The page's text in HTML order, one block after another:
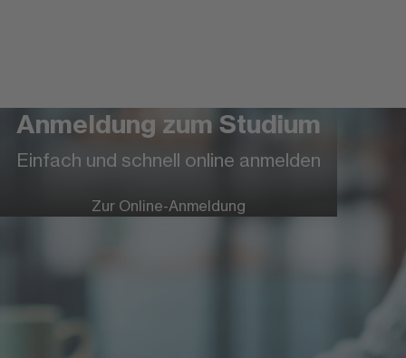
Anmeldung zum Studium
Einfach und schnell online anmelden
Zur Online-Anmeldung
Weitere Informationen zur FOM
Eine Hochschule besonderen Formats